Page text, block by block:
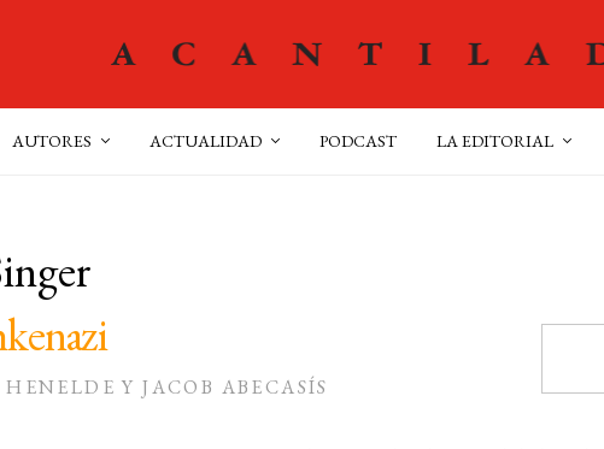
AUTORES ACTUALIDAD PODCAST LA EDITORIAL
Y JACOB ABECASÍS